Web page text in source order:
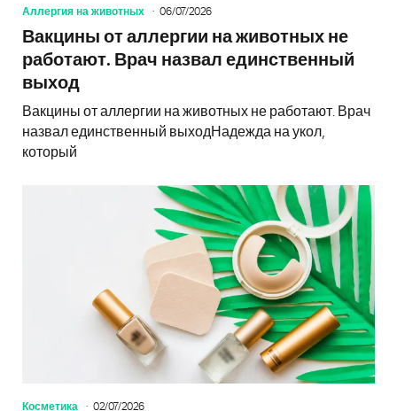
Аллергия на животных 06/07/2026
Вакцины от аллергии на животных не
работают. Врач назвал единственный
выход
Вакцины от аллергии на животных не работают. Врач
назвал единственный выходНадежда на укол,
который
Косметика 02/07/2026